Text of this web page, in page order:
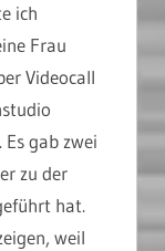
ich
Frau
Videocall
gab zwei
zu der
hat.
weil